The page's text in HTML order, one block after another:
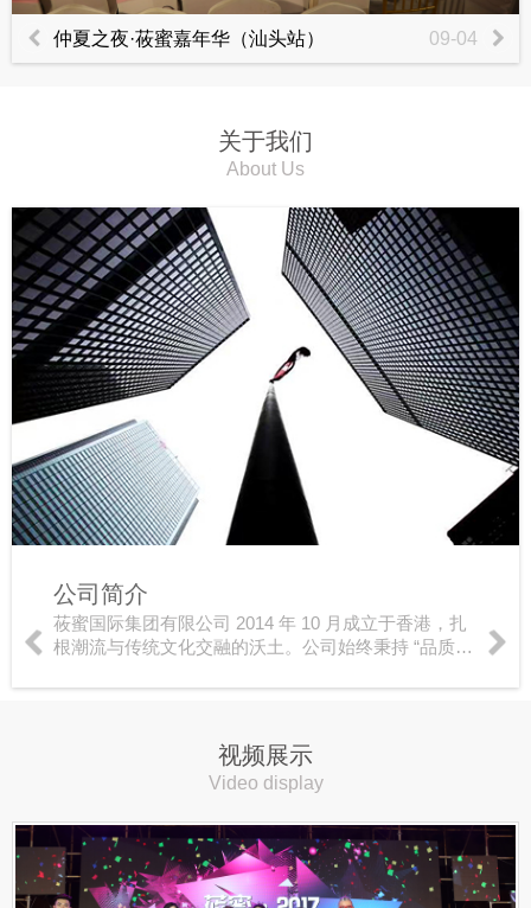
仲夏之夜·莜蜜嘉年华（汕头站） 09-04
关于我们
About Us
公司简介
莜蜜国际集团有限公司 2014 年 10 月成立于香港，扎
根潮流与传统文化交融的沃土。公司始终秉持 “品质至
心服务大众。品牌坚持创新发展，深耕自主品牌…
视频展示
Video display